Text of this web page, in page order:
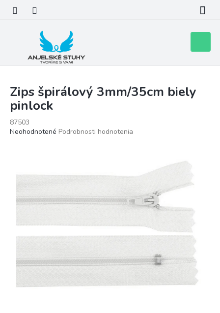
obsah
košík
Zips špirálový 3mm/35cm biely
pinlock
87503
Priemerné
hviezdičiek.
Neohodnotené Podrobnosti hodnotenia